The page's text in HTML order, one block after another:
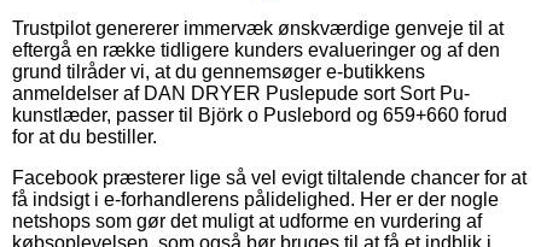
Trustpilot genererer immervæk ønskværdige genveje til at
eftergå en række tidligere kunders evalueringer og af den
grund tilråder vi, at du gennemsøger e-butikkens
anmeldelser af DAN DRYER Puslepude sort Sort Pu-
kunstlæder, passer til Björk o Puslebord og 659+660 forud
for at du bestiller.
Facebook præsterer lige så vel evigt tiltalende chancer for at
få indsigt i e-forhandlerens pålidelighed. Her er der nogle
netshops som gør det muligt at udforme en vurdering af
købsoplevelsen, som også bør bruges til at få et indblik i